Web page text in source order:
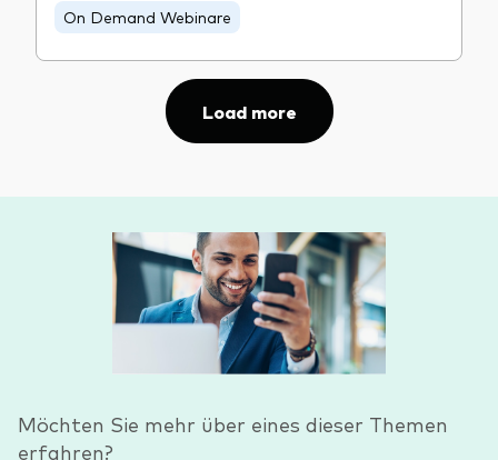
On Demand Webinare
Load more
Möchten Sie mehr über eines dieser Themen
erfahren?